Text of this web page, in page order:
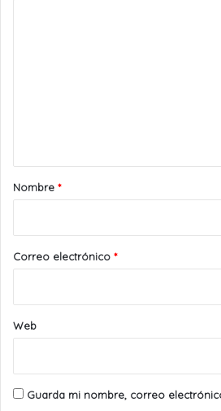
r
*
Nombre *
Correo electrónico *
Web
Guarda mi nombre, correo